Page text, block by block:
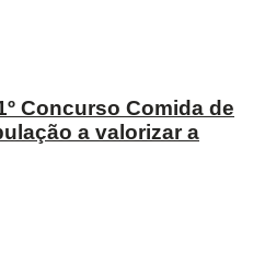
Concurso Comida de
a valorizar a